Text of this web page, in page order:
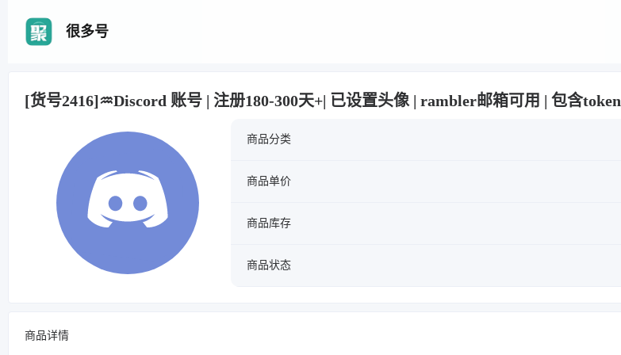
很多号
[货号2416]♒Discord 账号 | 注册180-300天+| 已设置头像 | rambler邮箱可用 | 包含token
商品分类
商品单价
商品库存
商品状态
商品详情